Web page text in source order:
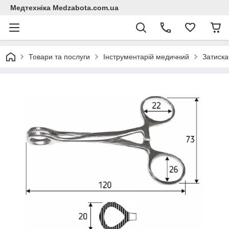
Медтехніка Medzabota.com.ua
Товари та послуги Інструментарій медичний